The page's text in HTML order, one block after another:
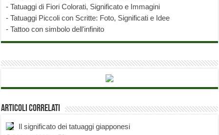
-Tatuaggi di Fiori Colorati, Significato e Immagini
-Tatuaggi Piccoli con Scritte: Foto, Significati e Idee
-Tattoo con simbolo dell'infinito
Articoli correlati
Il significato dei tatuaggi giapponesi